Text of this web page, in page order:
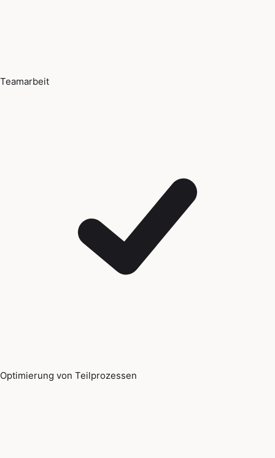
Teamarbeit
Optimierung von Teilprozessen